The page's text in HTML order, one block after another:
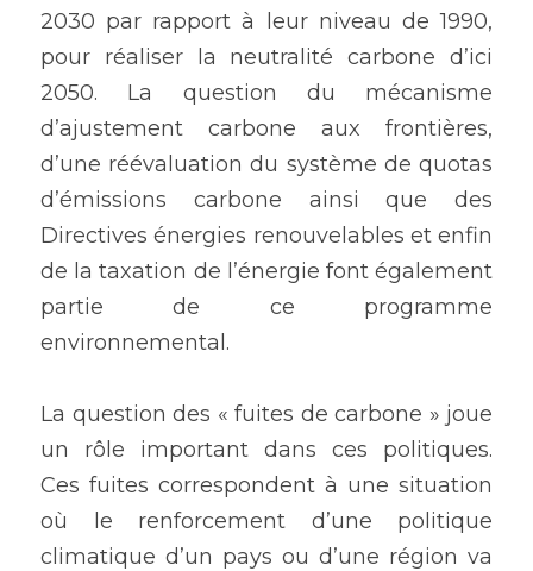
2030 par rapport à leur niveau de 1990,
pour réaliser la neutralité carbone d’ici
2050. La question du mécanisme
d’ajustement carbone aux frontières,
d’une réévaluation du système de quotas
d’émissions carbone ainsi que des
Directives énergies renouvelables et enfin
de la taxation de l’énergie font également
partie de ce programme
environnemental.
La question des « fuites de carbone » joue
un rôle important dans ces politiques.
Ces fuites correspondent à une situation
où le renforcement d’une politique
climatique d’un pays ou d’une région va